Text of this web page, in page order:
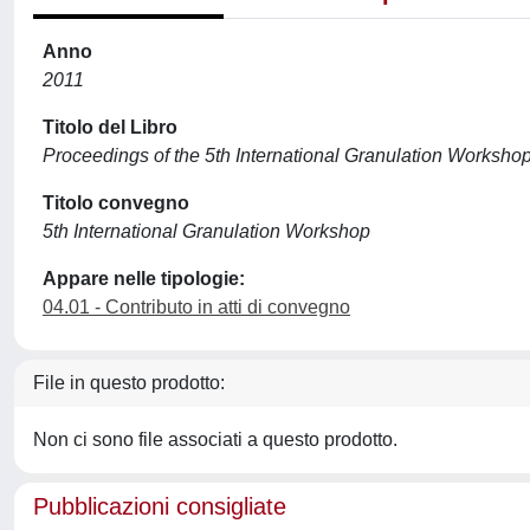
Anno
2011
Titolo del Libro
Proceedings of the 5th International Granulation
Titolo convegno
5th International Granulation Workshop
Appare nelle tipologie:
04.01 - Contributo in atti di convegno
File in questo prodotto:
Non ci sono file associati a questo prodotto.
Pubblicazioni consigliate